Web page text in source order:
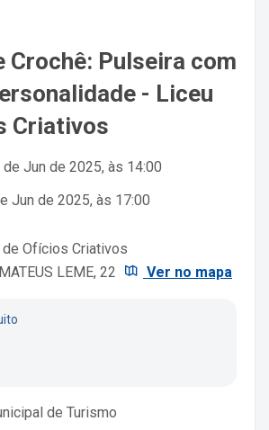
Crochê: Pulseira com
- Liceu
Criativos
de Jun de 2025, às 14:00
Jun de 2025, às 17:00
de Ofícios Criativos
LEME, 22
Ver no mapa
de Turismo